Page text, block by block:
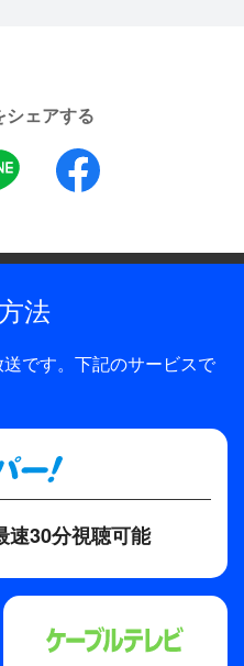
児
シェアする
LINE
法
です。下記のサービスで
速30分視聴可能